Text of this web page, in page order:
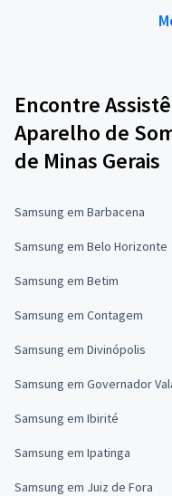
Encontre
Aparelho de
de Minas Gerais
Samsung em Barbacena
Samsung em Belo Horizonte
Samsung em Betim
Samsung em Contagem
Samsung em Divinópolis
Samsung em Governador
Samsung em Ibirité
Samsung em Ipatinga
Samsung em Juiz de Fora